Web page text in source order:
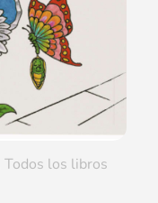
Todos los libros